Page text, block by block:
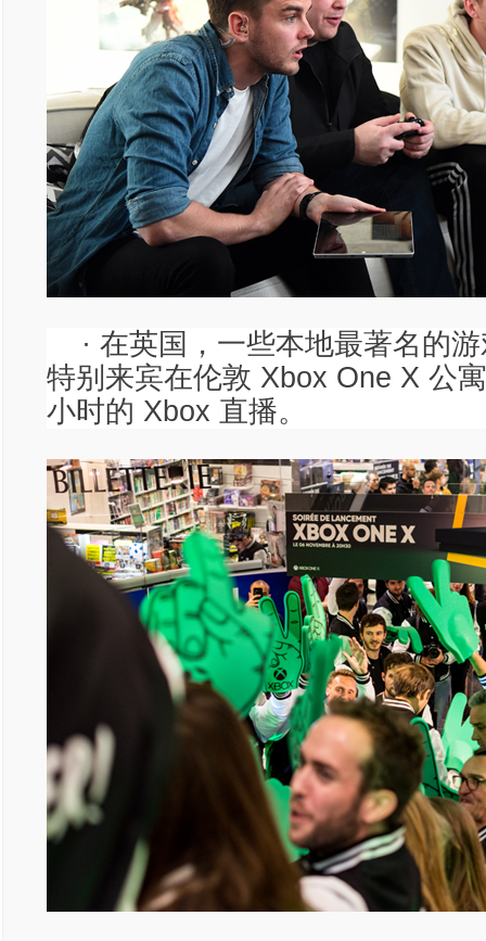
· 在英国，一些本地最著名的
特别来宾在伦敦 Xbox One X 公
小时的 Xbox 直播。